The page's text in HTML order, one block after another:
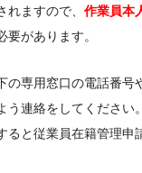
れますので、 作業員本
要があります。
の専用窓口の電話番号
う連絡をしてください。
ると従業員在籍管理申